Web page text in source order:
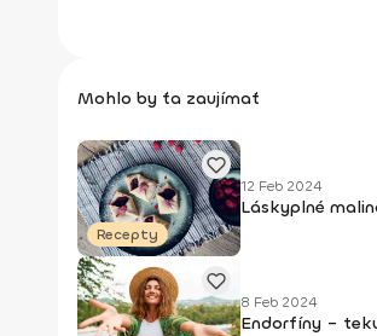
Mohlo by ťa zaujímať
Recepty
12 Feb 2024
Láskyplné
8 Feb 2024
Endorfíny –